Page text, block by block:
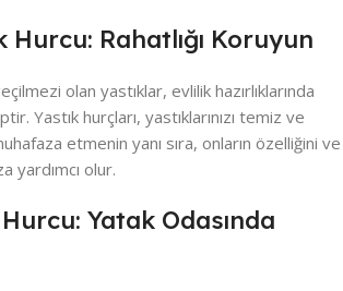
Hurcu: Rahatlığı Koruyun
olan yastıklar, evlilik hazırlıklarında
Yastık hurçları, yastıklarınızı temiz ve
etmenin yanı sıra, onların özelliğini ve
yardımcı olur.
Yatak Odasında